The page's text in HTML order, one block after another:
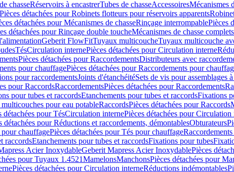
chasseRéservoirs à encastrerTubes de chasseAccessoiresMécanismes
Pièces détachées pour Robinets flotteurs pour réservoirs apparents
détachées pour Mécanismes de chasseRinçage interrompablePièces
détachées pour Rinçage double toucheMécanismes de chasse complets
Geberit FlowFitTuyaux multicoucheTuyaux multicouche
TésCirculation internePièces détachées pour Circulation interne
Pièces détachées pour RaccordementsDistributeurs avec
pour chauffagePièces détachées pour Raccordements pour
pour raccordementsJoints d'étanchéitéSets de vis pour assemblages
pour RaccordsRaccordementsPièces détachées pour Raccordements
pour tubes et raccordsEtanchements pour tubes et raccordsFixations
pour eau potableRaccordsPièces détachées pour Raccords
détachées pour TésCirculation internePièces détachées pour Circulation
détachées pour Réductions et raccordements, démontablesObturateurs
pour chauffagePièces détachées pour Tés pour chauffage
raccordsEtanchements pour tubes et raccordsFixations pour tubes
Acier InoxydableGeberit Mapress Acier InoxydablePièces
pour Tuyaux 1.4521MamelonsManchonsPièces détachées pour
Pièces détachées pour Circulation interneRéductions indémontables